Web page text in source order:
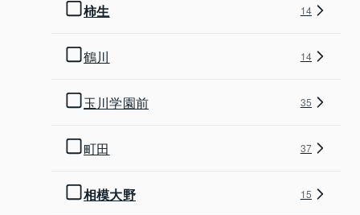
柿生 14
鶴川 14
玉川学園前 35
町田 37
相模大野 15